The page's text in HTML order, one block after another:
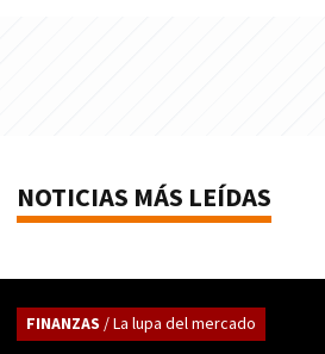
NOTICIAS MÁS LEÍDAS
FINANZAS / La lupa del mercado